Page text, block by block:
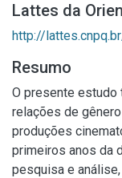
Lattes da
http://
Resumo
O presente estudo
relações de
produções
primeiros anos da
pesquisa e